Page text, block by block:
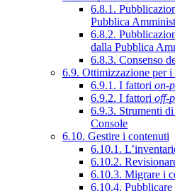
6.8.1.
Pubblica
6.8.2.
dalla Pubblica
6.8.3. Consenso
6.9. Ottimizzazione per
6.9.1. I fattori on-
6.9.2. I fattori off-
6.9.3. Strumenti
Console
6.10. Gestire i contenuti
6.10.1.
6.10.2.
6.10.3. Migrare i
6.10.4.